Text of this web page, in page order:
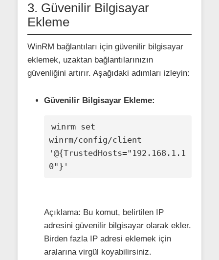
3. Güvenilir Bilgisayar
Ekleme
WinRM bağlantıları için güvenilir bilgisayar
eklemek, uzaktan bağlantılarınızın
güvenliğini artırır. Aşağıdaki adımları izleyin:
Güvenilir Bilgisayar Ekleme:
winrm set
winrm/config/client
'@{TrustedHosts="192.168.1.1
0"}'
Açıklama: Bu komut, belirtilen IP
adresini güvenilir bilgisayar olarak ekler.
Birden fazla IP adresi eklemek için
aralarına virgül koyabilirsiniz.